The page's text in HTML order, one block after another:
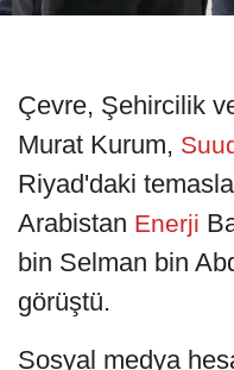
Çevre, Şehircilik
Murat Kurum,
Riyad'daki
Arabistan Enerji
bin Selman bin
görüştü.
Sosyal medya